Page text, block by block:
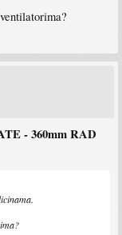
- 360mm RAD